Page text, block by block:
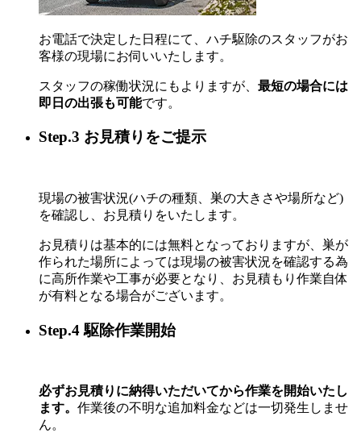
お電話で決定した日程にて、ハチ駆除のスタッフがお
客様の現場にお伺いいたします。
スタッフの稼働状況にもよりますが、 最短の場合には
即日の出張も可能です。
Step.3 お見積りをご提示
現場の被害状況(ハチの種類、巣の大きさや場所など)
を確認し、お見積りをいたします。
お見積りは基本的には無料となっておりますが、巣が
作られた場所によっては現場の被害状況を確認する為
に高所作業や工事が必要となり、お見積もり作業自体
が有料となる場合がございます。
Step.4 駆除作業開始
必ずお見積りに納得いただいてから作業を開始いたし
ます。 作業後の不明な追加料金などは一切発生しませ
ん。